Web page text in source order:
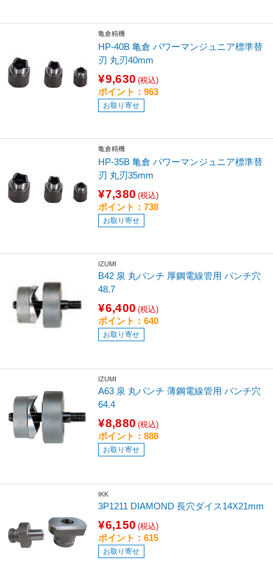
亀倉精機
HP-40B 亀倉 パワーマンジュニア標準替
刃 丸刃40mm
¥9,630 (税込)
ポイント：963
お取り寄せ
亀倉精機
HP-35B 亀倉 パワーマンジュニア標準替
刃 丸刃35mm
¥7,380 (税込)
ポイント：738
お取り寄せ
IZUMI
B42 泉 丸パンチ 厚鋼電線管用 パンチ穴
48.7
¥6,400 (税込)
ポイント：640
お取り寄せ
IZUMI
A63 泉 丸パンチ 薄鋼電線管用 パンチ穴
64.4
¥8,880 (税込)
ポイント：888
お取り寄せ
IKK
3P1211 DIAMOND 長穴ダイス14X21mm
¥6,150 (税込)
ポイント：615
お取り寄せ